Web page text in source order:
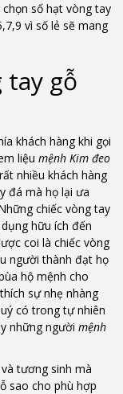
số hạt vòng tay
vì số lẻ sẽ mang
tay gỗ
khách hàng khi gọi
liệu mệnh Kim đeo
nhiều khách hàng
đá mà họ lại ưa
chiếc vòng tay
hữu ích đến
coi là chiếc vòng
người thành đạt họ
hộ mệnh cho
sự nhẹ nhàng
có trong tự nhiên
những người mệnh
tương sinh mà
sao cho phù hợp